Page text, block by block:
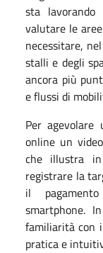
sta
valutare le
necessitare,
stalli e degli
ancora più
e flussi di
Per
online un
che illustra in
registrare la
il
smartphone.
familiarità con
pratica e